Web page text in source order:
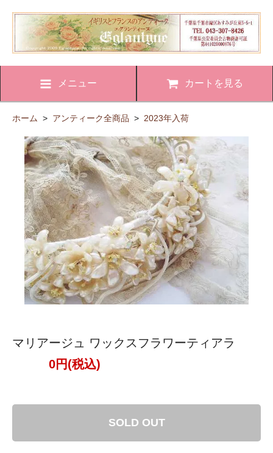
メニュー カートを見る
ホーム > アンティーク全商品 > 2023年入荷
マリアージュ ワックスフラワーティアラ
0円(税込)
SOLD OUT